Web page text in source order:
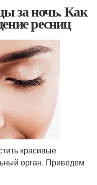
за ночь. Как
ресниц
красивые
орган. Приведем